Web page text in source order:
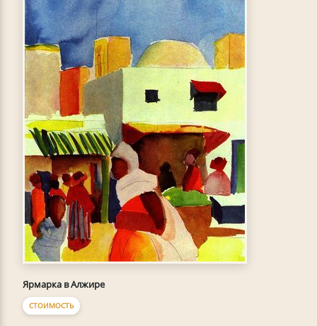
Ярмарка в Алжире
СТОИМОСТЬ